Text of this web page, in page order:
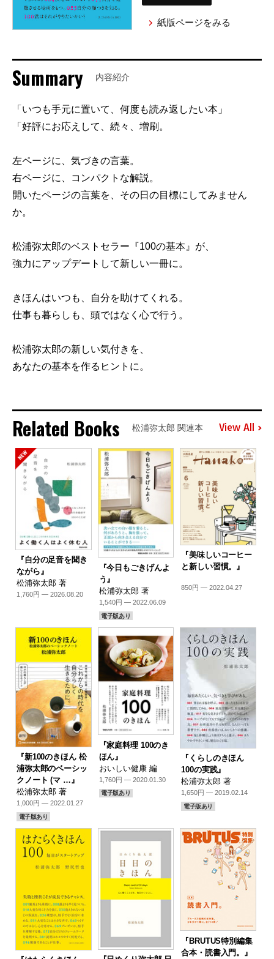
紙版ページをみる
Summary 内容紹介
「いつも手元に置いて、何度も読み返したい本」
「好評にお応えして、続々、増刷。
左ページに、気づきの言葉。
右ページに、コンパクトな解説。
開いたページの言葉を、その日の目標にしてみません
か。
松浦弥太郎のベストセラー『100の基本』が、
強力にアップデートして新しい一冊に。
きほんはいつも、自分を助けてくれる。
仕事も暮らしも、頭ではなく心で行う。
松浦弥太郎の新しい気付きを、
あなたの基本を作るヒントに。
Related Books 松浦弥太郎 関連本 View All
『自分の足音を聞き
ながら』
松浦弥太郎 著
1,760円 — 2026.08.20
『今日もごきげんよ
う』
松浦弥太郎 著
1,540円 — 2022.06.09
電子版あり
『美味しいコーヒー
と新しい習慣。』
850円 — 2022.04.27
『新100のきほん 松
浦弥太郎のベーシッ
クノート (マ …』
松浦弥太郎 著
1,000円 — 2022.01.27
電子版あり
『家庭料理 100のき
ほん』
おいしい健康 編
1,760円 — 2020.01.30
電子版あり
『くらしのきほん
100の実践』
松浦弥太郎 著
1,650円 — 2019.02.14
電子版あり
『BRUTUS特別編集
合本・読書入門。』